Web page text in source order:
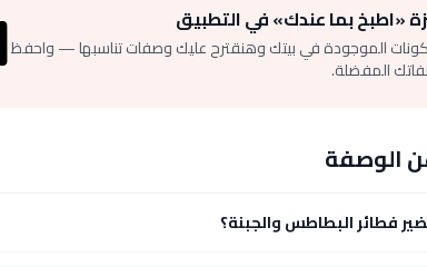
«اطبخ بما عندك» في التطبيق
الموجودة في بيتك وهنقترح عليك وصفات تناسبها — واحفظ
المفضلة.
الوصفة
فطائر البطاطس والجبنة؟